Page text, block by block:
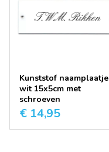
Kunststof naamplaatje
wit 15x5cm met
schroeven
€ 14,95